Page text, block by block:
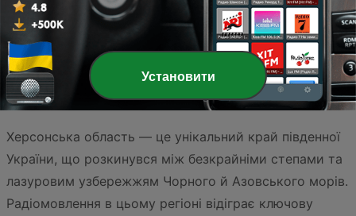
Rewind 2000's
Херсонська область — це унікальний край південної
України, що розкинувся між безкрайніми степами та
лазуровим узбережжям Чорного й Азовського морів.
Радіомовлення в цьому регіоні відіграє ключову
Установити